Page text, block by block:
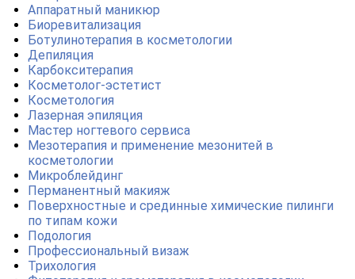
Аппаратный маникюр
Биоревитализация
Ботулинотерапия в косметологии
Депиляция
Карбокситерапия
Косметолог-эстетист
Косметология
Лазерная эпиляция
Мастер ногтевого сервиса
Мезотерапия и применение мезонитей в
косметологии
Микроблейдинг
Перманентный макияж
Поверхностные и срединные химические пилинги
по типам кожи
Подология
Профессиональный визаж
Трихология